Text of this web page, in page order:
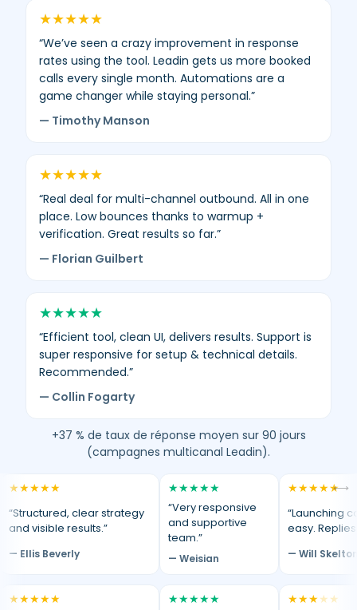
4,8/5
450+
avis
vérifiés.
★★★★★
“We’ve seen a crazy improvement in response
rates using the tool. Leadin gets us more booked
calls every single month. Automations are a
game changer while staying personal.”
— Timothy Manson
★★★★★
“Real deal for multi-channel outbound. All in one
place. Low bounces thanks to warmup +
verification. Great results so far.”
— Florian Guilbert
★★★★★
“Efficient tool, clean UI, delivers results. Support is
super responsive for setup & technical details.
Recommended.”
— Collin Fogarty
+37 % de taux de réponse moyen sur 90 jours
(campagnes multicanal Leadin).
★★★★★
“Structured, clear strategy
and visible results.”
— Ellis Beverly
★★★★★
“Very responsive
and supportive
team.”
— Weisian
★★★★★
“Launching
easy.
— Will
★★★★★ ★★★★★ ★★★★ ★
⟷